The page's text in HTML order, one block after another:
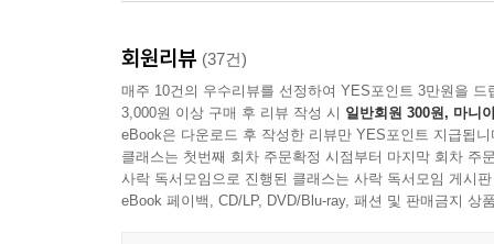
--- p.396
리더들은 에릭의 사례에서 교훈을 얻어야 한다.
수 있기 때문이다. 리더들은 목표 달성 여부로만
아진다.
같은 평범한 사람들은 더욱 더 잘못된 끈기의 위험
합리적인 의사결정을 방해하고 손실 덩어리를 불
이케아 효과(IKEA effect)와 정체성 강화 효과
저자는 몰입상승을 부추기는 원인은 다양하게 분
당신은 살면서 ‘이 책이 내 인생을 바꿨다’라고 말
- 세스 고딘 (『보랏빛 소가 온다』 저자)
『큇Quit』은 페이지가 술술 넘어갈 정도로 재
‘그만두기’를 탁월한 경쟁력으로 생각한 적이 없
- 데이비드 엡스타인 (『늦깎이 천재들의 비밀
회원리뷰 (37건)
매주 10건의 우수리뷰를 선정하여 YES포인트 3만원을 드
3,000원 이상 구매 후 리뷰 작성 시 일반회원 300원, 마니
eBook은 다운로드 후 작성한 리뷰만 YES포인트 지급됩니
클래스는 첫번째 회차 주문확정 시점부터 마지막 회차 주
사락 독서모임으로 진행된 클래스는 사락 독서모임 게시
eBook 페이백, CD/LP, DVD/Blu-ray, 패션 및 판매금지 상